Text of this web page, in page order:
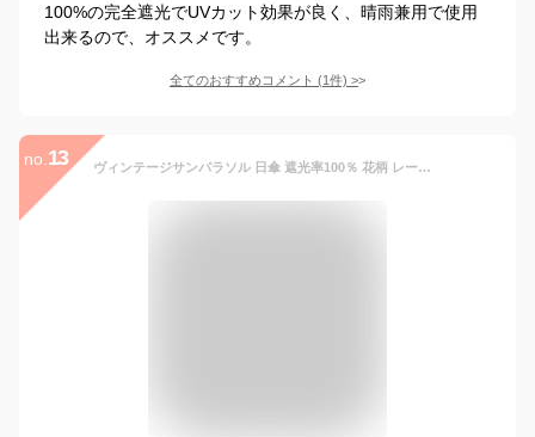
100%の完全遮光でUVカット効果が良く、晴雨兼用で使用
出来るので、オススメです。
全てのおすすめコメント (1件) >
no. 13 ヴィンテージサンパラソル 日傘 遮光率100％ 花柄 レース 刺繡 エレガント レディース 晴雨兼用傘 折りたたみ 大きめ 深張り 完全遮光 8本骨 UVカット 折り畳み傘 遮熱 紫外線対策 おしゃれ 軽量 uvカット率98% 梅雨対策 耐風 フリル